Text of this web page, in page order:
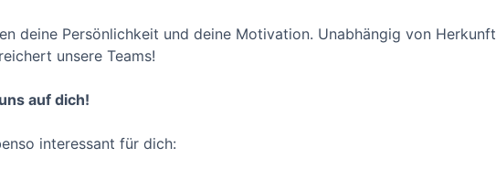
deine Persönlichkeit und deine Motivation. Unabhängig von
unsere Teams!
auf dich!
interessant für dich: